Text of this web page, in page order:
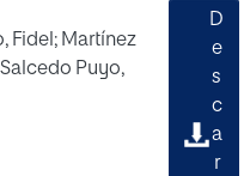
Fidel; Martínez
Salcedo Puyo,
D
e
s
c
a
r